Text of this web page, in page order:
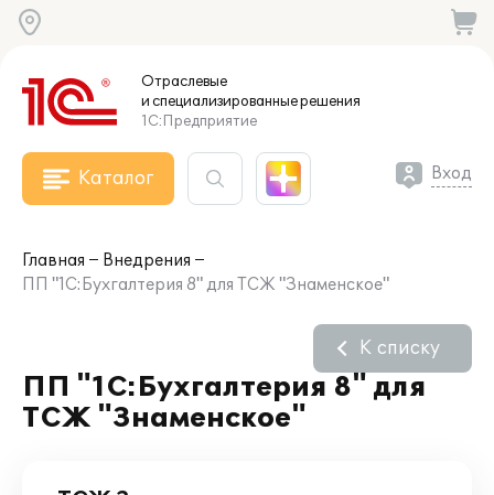
Отраслевые
и специализированныерешения
1С:Предприятие
Каталог Вход
Главная
Внедрения
ПП "1С:Бухгалтерия 8" для ТСЖ "Знаменское"
ПП "1С:Бухгалтерия 8" для
ТСЖ "Знаменское"
К списку